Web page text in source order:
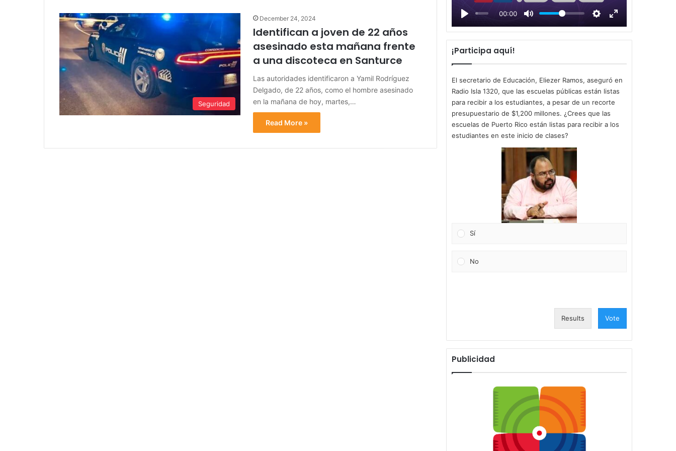
Seguridad
December 24, 2024
Identifican a joven de 22 años
asesinado esta mañana frente
a una discoteca en Santurce
Las autoridades identificaron a Yamil Rodríguez
Delgado, de 22 años, como el hombre asesinado
en la mañana de hoy, martes,…
Read More »
00:00
l
a
y
¡Participa aquí!
El secretario de Educación, Eliezer Ramos, aseguró en
Radio Isla 1320, que las escuelas públicas están listas
para recibir a los estudiantes, a pesar de un recorte
presupuestario de $1,200 millones. ¿Crees que las
escuelas de Puerto Rico están listas para recibir a los
estudiantes en este inicio de clases?
Sí
No
Results Vote
Publicidad